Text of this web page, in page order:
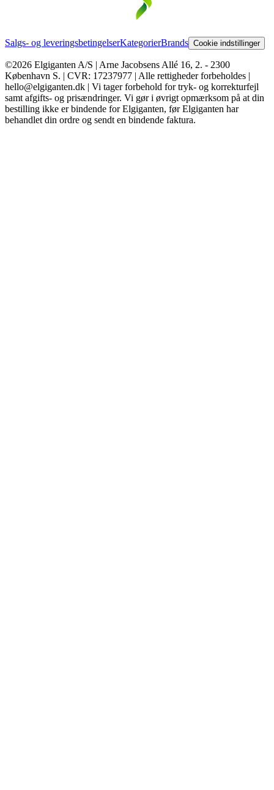
Salgs- og leveringsbetingelserKategorierBrands Cookie indstillinger
©2026 Elgiganten A/S | Arne Jacobsens Allé 16, 2. - 2300
København S. | CVR: 17237977 | Alle rettigheder forbeholdes |
hello@elgiganten.dk | Vi tager forbehold for tryk- og korrekturfejl
samt afgifts- og prisændringer. Vi gør i øvrigt opmærksom på at din
bestilling ikke er bindende for Elgiganten, før Elgiganten har
behandlet din ordre og sendt en bindende faktura.